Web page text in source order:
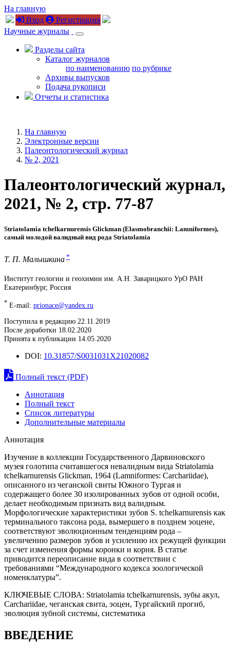
На главную
Вход
Регистрация
Научные журналы
Разделы сайта
Каталог журналов
по наименованию по рубрике
Архивы выпусков
Подача рукописи
Отчеты и статистика
На главную
Электронные версии
Палеонтологический журнал
№ 2, 2021
Палеонтологический журнал,
2021, № 2, стр. 77-87
Striatolamia tchelkarnurensis Glickman (Elasmobranchii: Lamniformes),
самый молодой валидный вид рода Striatolamia
Т. П. Малышкина *
Институт геологии и геохимии им. А.Н. Заварицкого УрО РАН
Екатеринбург, Россия
* E-mail: prionace@yandex.ru
Поступила в редакцию 22.11.2019
После доработки 18.02.2020
Принята к публикации 14.05.2020
DOI: 10.31857/S0031031X21020082
Полный текст (PDF)
Аннотация
Полный текст
Список литературы
Дополнительные материалы
Аннотация
Изучение в коллекции Государственного Дарвиновского
музея голотипа считавшегося невалидным вида Striatolamia
tchelkarnurensis Glickman, 1964 (Lamniformes: Carchariidae),
описанного из чеганской свиты Южного Тургая и
содержащего более 30 изолированных зубов от одной особи,
делает необходимым признать вид валидным.
Морфологические характеристики зубов S. tchelkarnurensis как
терминального таксона рода, вымершего в позднем эоцене,
соответствуют эволюционным тенденциям рода –
увеличению размеров зубов и усилению их режущей функции
за счет изменения формы коронки и корня. В статье
приводится переописание вида в соответствии с
требованиями “Международного кодекса зоологической
номенклатуры”.
КЛЮЧЕВЫЕ СЛОВА: Striatolamia tchelkarnurensis, зубы акул,
Carchariidae, чеганская свита, эоцен, Тургайский прогиб,
эволюция зубной системы, систематика
ВВЕДЕНИЕ